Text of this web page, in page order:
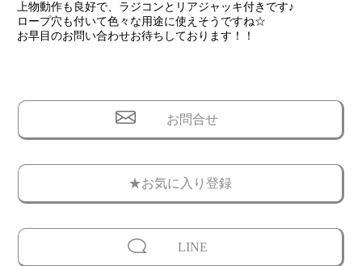
上物動作も良好で、ラジコンとリアジャッキ付きです♪
ロープ穴も付いて色々な用途に使えそうですね☆
お早目のお問い合わせお待ちしております！！
お問合せ
★お気に入り登録
LINE